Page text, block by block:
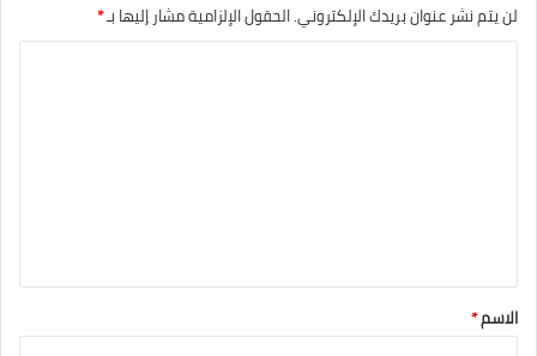
لن يتم نشر عنوان بريدك الإلكتروني.الحقول الإلزامية مشار إليها بـ*
*
الاسم*